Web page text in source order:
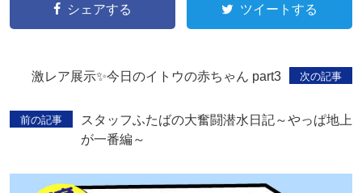
シェアする ツイートする
次の記事
激レア展示✨今日のイトウの赤ちゃん part3
前の記事
スタッフふたばの大奮闘潜水日記～やっぱ地上
が一番編～